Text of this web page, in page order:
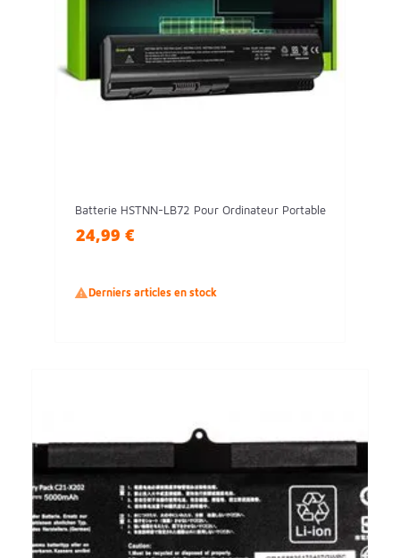
Batterie HSTNN-LB72 Pour Ordinateur Portable
24,99 €
Derniers articles en stock